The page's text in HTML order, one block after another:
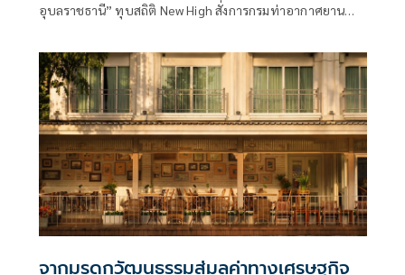
อุบลราชธานี” ทุบสถิติ New High สั่งการกรมท่าอากาศยาน
เทียนพรรษา - ดันรายได้ท่องเที่ยวภูมิภาคคึกคัก
จากมรดกวัฒนธรรมสู่มูลค่าทางเศรษฐกิจ